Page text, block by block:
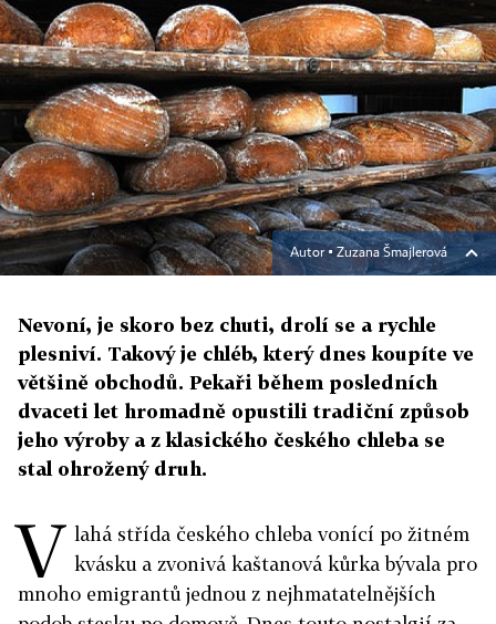
Autor ▪Zuzana Šmajlerová
Nevoní, je skoro bez chuti, drolí se a rychle
plesniví. Takový je chléb, který dnes koupíte ve
většině obchodů. Pekaři během posledních
dvaceti let hromadně opustili tradiční způsob
jeho výroby a z klasického českého chleba se
stal ohrožený druh.
V lahá střída českého chleba vonící po žitném
kvásku a zvonivá kaštanová kůrka bývala pro
mnoho emigrantů jednou z nejhmatatelnějších